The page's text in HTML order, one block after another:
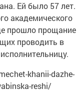
Ей было 57 лет.
академического
прошло прощание
проводить в
khanii-dazhe-
reshi/